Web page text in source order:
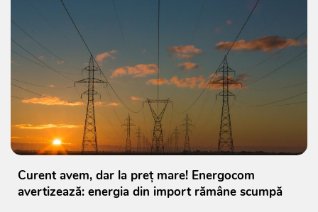
Curent avem, dar la preț mare! Energocom
avertizează: energia din import rămâne scumpă